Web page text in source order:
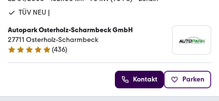
TÜV NEU |
Autopark Osterholz-Scharmbeck GmbH
27711 Osterholz-Scharmbeck
4.9 Sterne
(436)
Kontakt Parken